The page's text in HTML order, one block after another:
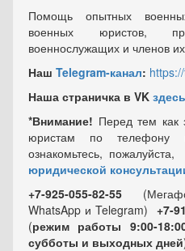
Помощь опытных
военных юристов,
военнослужащих и членов
Наш Telegram-канал:
Наша страничка в VK
*Внимание! Перед тем как
юристам по телефону
ознакомьтесь,
юридической
+7-925-055-82-55
WhatsApp и Telegram) +7-
(режим работы 9:00-
субботы и выходных дней